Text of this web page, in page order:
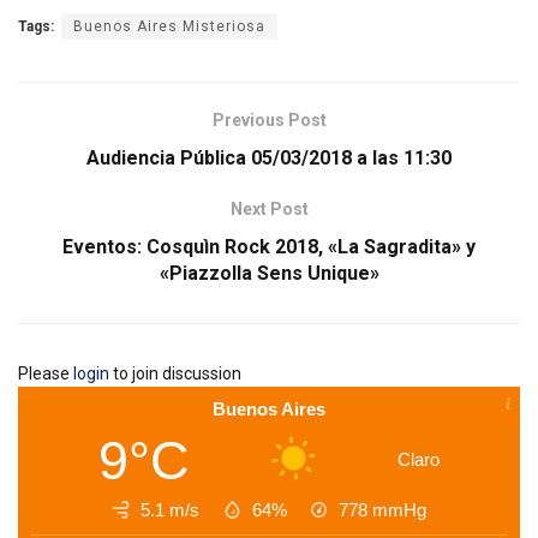
Tags: Buenos Aires Misteriosa
Previous Post
Audiencia Pública 05/03/2018 a las 11:30
Next Post
Eventos: Cosquìn Rock 2018, «La Sagradita» y
«Piazzolla Sens Unique»
Please login to join discussion
Buenos Aires
9°C Claro
5.1 m/s 64% 778 mmHg